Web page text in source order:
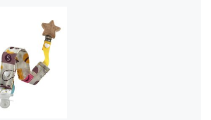
Attache Tétine
Jouet Étoile